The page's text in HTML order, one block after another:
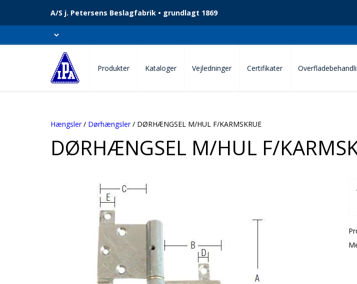
A/S j. Petersens Beslagfabrik • grundlagt 1869
Produkter Kataloger Vejledninger Certifikater
Hængsler/ Dørhængsler/ DØRHÆNGSEL M/HUL F/KARMSKRUE
DØRHÆNGSEL M/HUL F/